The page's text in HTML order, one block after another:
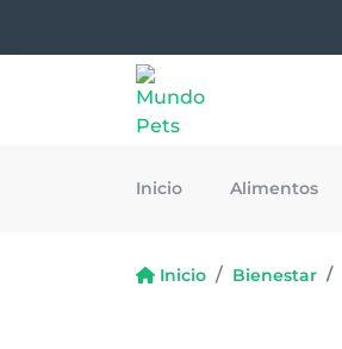
Inicio Alimentos
Inicio Bienestar